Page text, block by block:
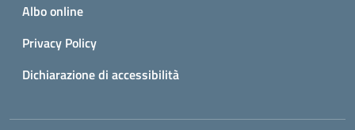
Albo online
Privacy Policy
Dichiarazione di accessibilità